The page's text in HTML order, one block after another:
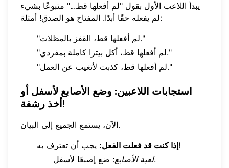
يبدأ اللاعب الأول بقول "لم أفعلها قط..." متبوعًا بشيء
لم يفعله حقًا أبدًا. المفتاح هو الصدق! أمثلة:
"لم أفعلها قط، القفز بالمظلات."
"لم أفعلها قط، أكل بيتزا كاملة بمفردي."
"لم أفعلها قط، كذبت لأتغيب عن العمل."
استجابات اللاعبين: وضع الأصابع لأسفل أو
أخذ رشفة!
الآن، يستمع الجميع إلى البيان.
إذا كنت قد فعلت الفعل:يجب أن تعترف به!
لعبة الأصابع: ضع إصبعًا لأسفل.